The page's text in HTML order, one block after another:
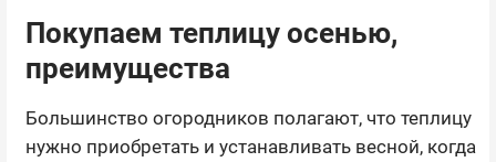
Покупаем теплицу осенью,
преимущества
Большинство огородников полагают, что теплицу
нужно приобретать и устанавливать весной, когда